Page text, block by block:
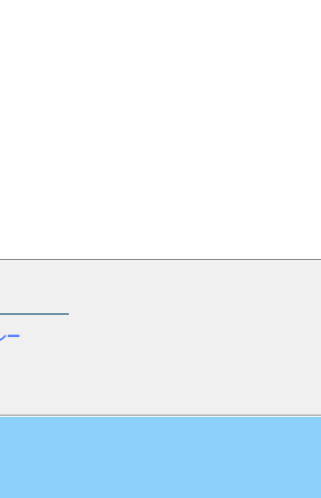
ー